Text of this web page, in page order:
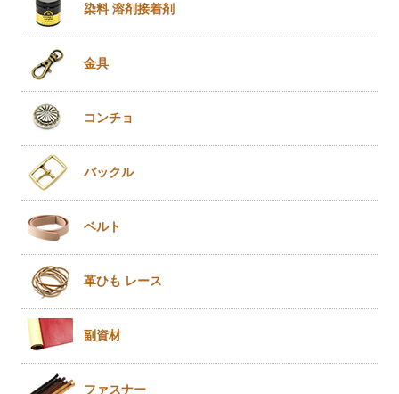
染料 溶剤接着剤
金具
コンチョ
バックル
ベルト
革ひも レース
副資材
ファスナー